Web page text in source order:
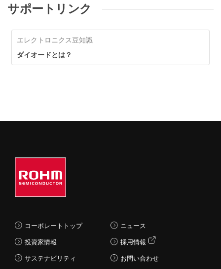
サポートリンク
エレクトロニクス豆知識
ダイオードとは？
コーポレートトップ
投資家情報
サステナビリティ
ニュース
採用情報
お問い合わせ